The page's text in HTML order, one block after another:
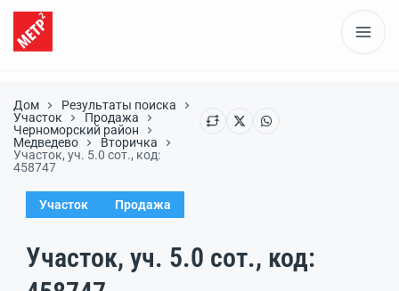
Дом
Результаты поиска
Участок
Продажа
Черноморский район
Медведево
Вторичка
Участок, уч. 5.0 сот., код:
458747
Участок Продажа
Участок, уч. 5.0 сот., код: